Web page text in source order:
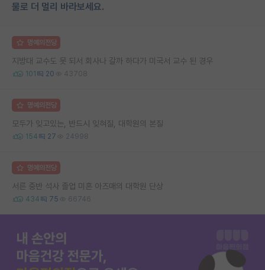
물로 더 멀리 바라보세요.
명예의전당
지방대 교수도 못 되서 회사나 갈까 하다가 미국서 교수 된 경우
101 20 43708
명예의전당
모두가 잊고있는, 반드시 잊혀질, 대학원의 본질
154 27 24998
명예의전당
서른 중반 석사 졸업 미혼 아즈매의 대학원 단상
434 75 66746